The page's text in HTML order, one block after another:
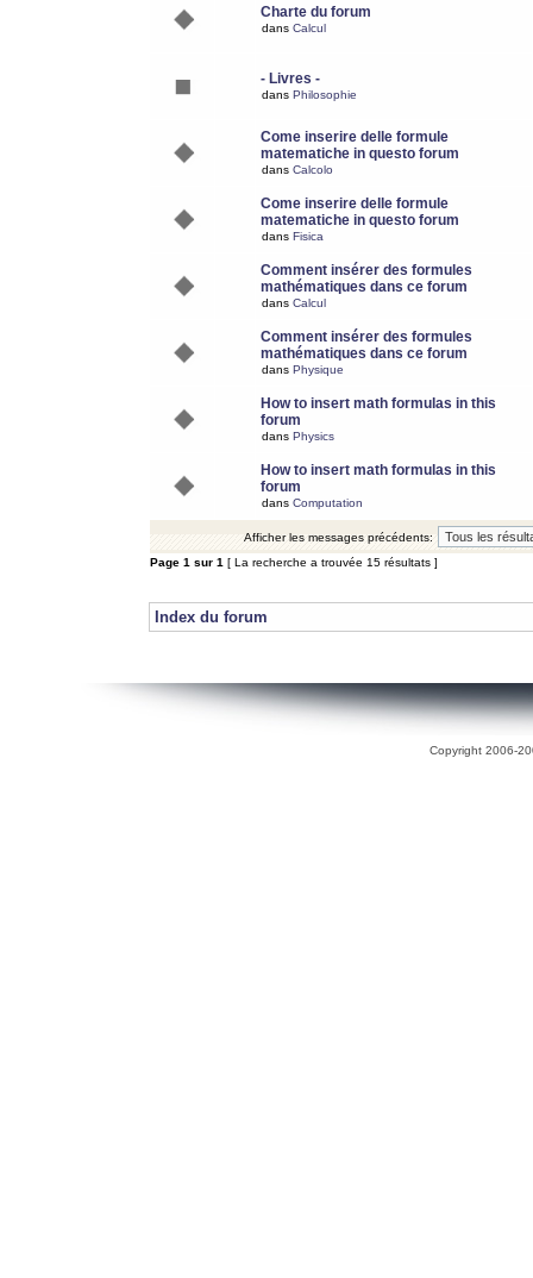
Charte du forum
dans Calcul
- Livres -
dans Philosophie
Come inserire delle formule
matematiche in questo forum
dans Calcolo
Come inserire delle formule
matematiche in questo forum
dans Fisica
Comment insérer des formules
mathématiques dans ce forum
dans Calcul
Comment insérer des formules
mathématiques dans ce forum
dans Physique
How to insert math formulas in this
forum
dans Physics
How to insert math formulas in this
forum
dans Computation
Afficher les messages précédents:
Page 1 sur 1 [ La recherche a trouvée 15 résultats ]
Index du forum
Copyright 2006-